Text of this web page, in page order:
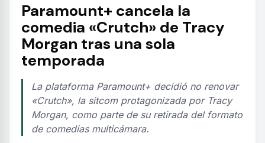
Paramount+ cancela la
comedia «Crutch» de Tracy
Morgan tras una sola
temporada
La plataforma Paramount+ decidió no renovar
«Crutch», la sitcom protagonizada por Tracy
Morgan, como parte de su retirada del formato
de comedias multicámara.